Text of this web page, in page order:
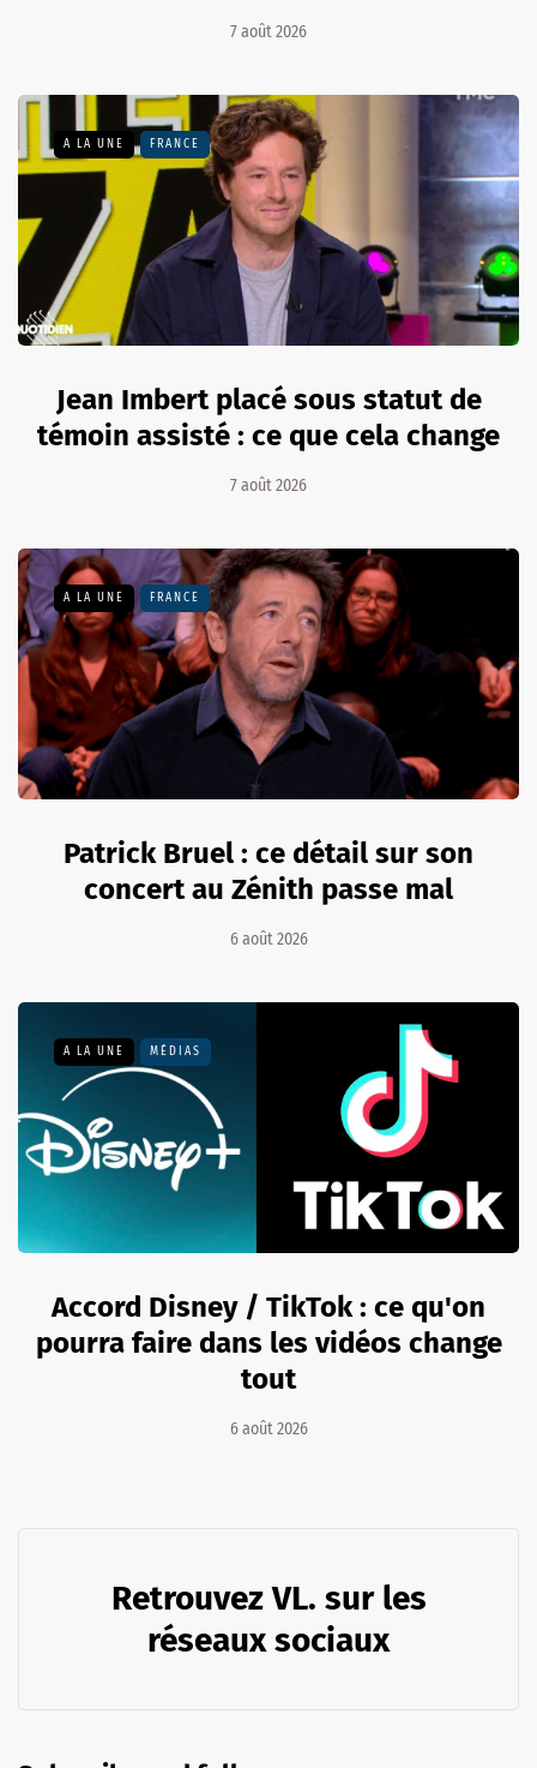
7 août 2026
A LA UNE FRANCE
Jean Imbert placé sous statut de
témoin assisté : ce que cela change
7 août 2026
A LA UNE FRANCE
Patrick Bruel : ce détail sur son
concert au Zénith passe mal
6 août 2026
A LA UNE MÉDIAS
Accord Disney / TikTok : ce qu'on
pourra faire dans les vidéos change
tout
6 août 2026
Retrouvez VL. sur les
réseaux sociaux